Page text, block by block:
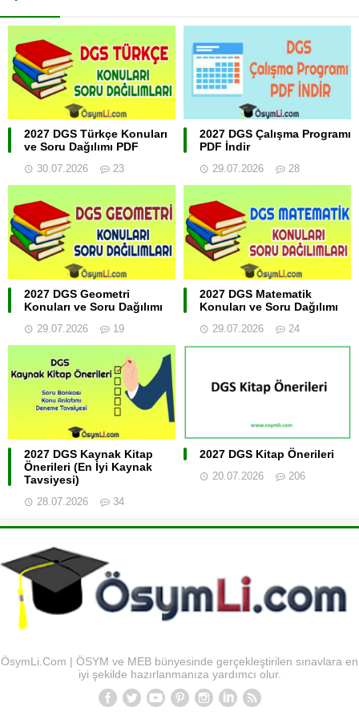
2027 DGS Türkçe Konuları
ve Soru Dağılımı PDF
30.07.2026 23
2027 DGS Çalışma Programı
PDF İndir
29.07.2026 28
2027 DGS Geometri
Konuları ve Soru Dağılımı
29.07.2026 19
2027 DGS Matematik
Konuları ve Soru Dağılımı
29.07.2026 24
2027 DGS Kaynak Kitap
Önerileri (En İyi Kaynak
Tavsiyesi)
28.07.2026 34
2027 DGS Kitap Önerileri
20.07.2026 206
ÖsymLi.Com | ÖSYM ve MEB bünyesinde gerçekleştirilen sınavlara en
iyi şekilde hazırlanmanıza yardımcı olur.